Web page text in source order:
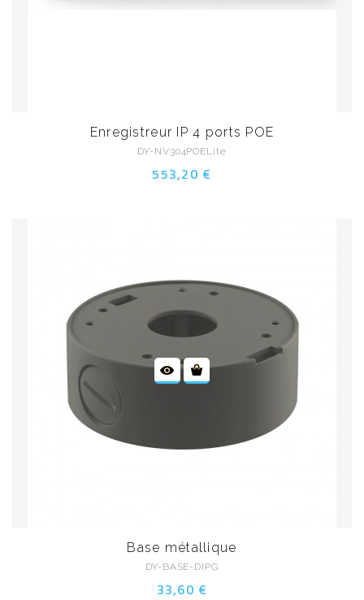
Enregistreur IP 4 ports POE
DY-NV304POELite
553,20 €
Base métallique
DY-BASE-DIPG
33,60 €